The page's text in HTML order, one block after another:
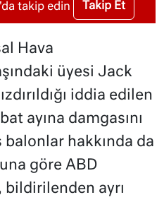
takip edin Takip Et
Hava
üyesi Jack
iddia edilen
ayına damgasını
balonlar hakkında da
göre ABD
ayrı